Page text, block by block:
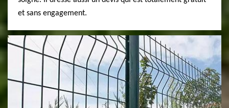
et sans engagement.